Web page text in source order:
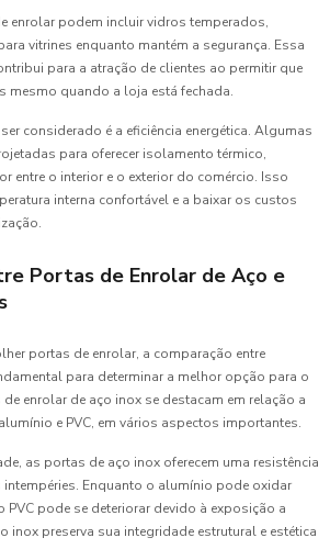
enrolar podem incluir vidros temperados,
vitrines enquanto mantém a segurança. Essa
para a atração de clientes ao permitir que
mesmo quando a loja está fechada.
considerado é a eficiência energética. Algumas
para oferecer isolamento térmico,
entre o interior e o exterior do comércio. Isso
interna confortável e a baixar os custos
Portas de Enrolar de Aço e
portas de enrolar, a comparação entre
para determinar a melhor opção para o
enrolar de aço inox se destacam em relação a
e PVC, em vários aspectos importantes.
as portas de aço inox oferecem uma resistência
Enquanto o alumínio pode oxidar
PVC pode se deteriorar devido à exposição a
inox preserva sua integridade estrutural e estética